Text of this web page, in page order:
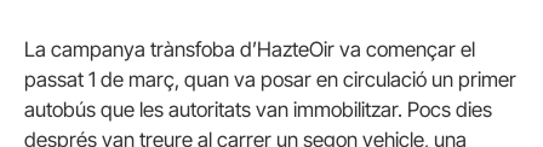
La campanya trànsfoba d’HazteOir va començar el
passat 1 de març, quan va posar en circulació un primer
autobús que les autoritats van immobilitzar. Pocs dies
després van treure al carrer un segon vehicle, una